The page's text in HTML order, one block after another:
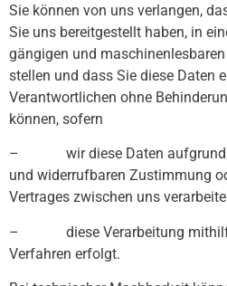
Sie können von uns verlangen,
Sie uns bereitgestellt haben, in
gängigen und
stellen und dass Sie diese Daten
Verantwortlichen ohne
können, sofern
– wir diese Daten aufgrund
und widerrufbaren Zustimmung
Vertrages zwischen uns
– diese Verarbeitung
Verfahren erfolgt.